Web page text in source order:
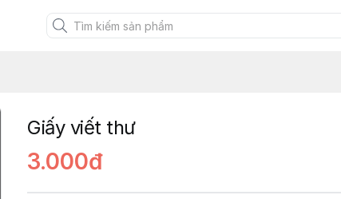
Giấy viết thư
3.000đ